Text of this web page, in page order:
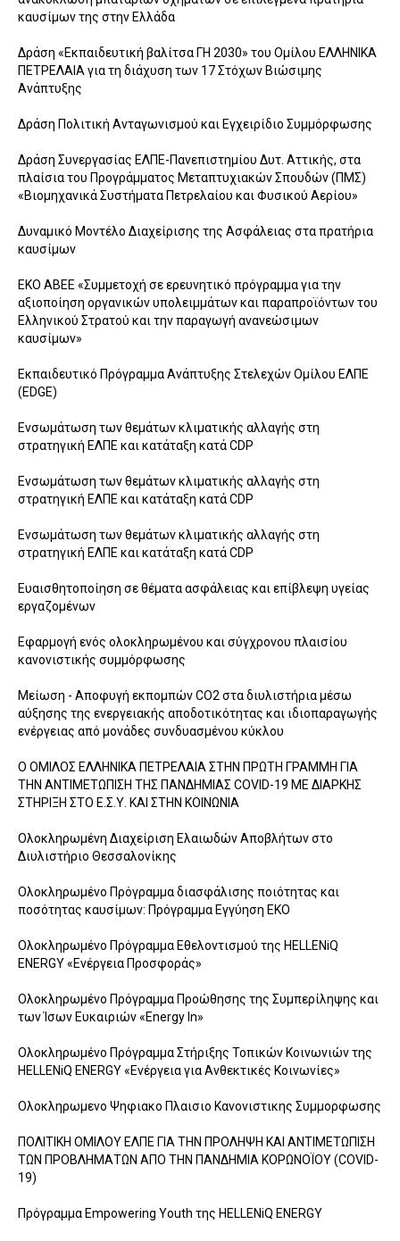
καυσίμων της στην Ελλάδα
Δράση «Εκπαιδευτική βαλίτσα ΓΗ 2030» του Ομίλου ΕΛΛΗΝΙΚΑ
ΠΕΤΡΕΛΑΙΑ για τη διάχυση των 17 Στόχων Βιώσιμης
Ανάπτυξης
Δράση Πολιτική Ανταγωνισμού και Εγχειρίδιο Συμμόρφωσης
Δράση Συνεργασίας ΕΛΠΕ-Πανεπιστημίου Δυτ. Αττικής, στα
πλαίσια του Προγράμματος Μεταπτυχιακών Σπουδών (ΠΜΣ)
«Βιομηχανικά Συστήματα Πετρελαίου και Φυσικού Αερίου»
Δυναμικό Μοντέλο Διαχείρισης της Ασφάλειας στα πρατήρια
καυσίμων
ΕΚΟ ΑΒΕΕ «Συμμετοχή σε ερευνητικό πρόγραμμα για την
αξιοποίηση οργανικών υπολειμμάτων και παραπροϊόντων του
Ελληνικού Στρατού και την παραγωγή ανανεώσιμων
καυσίμων»
Εκπαιδευτικό Πρόγραμμα Ανάπτυξης Στελεχών Ομίλου ΕΛΠΕ
(EDGE)
Ενσωμάτωση των θεμάτων κλιματικής αλλαγής στη
στρατηγική ΕΛΠΕ και κατάταξη κατά CDP
Ενσωμάτωση των θεμάτων κλιματικής αλλαγής στη
στρατηγική ΕΛΠΕ και κατάταξη κατά CDP
Ενσωμάτωση των θεμάτων κλιματικής αλλαγής στη
στρατηγική ΕΛΠΕ και κατάταξη κατά CDP
Ευαισθητοποίηση σε θέματα ασφάλειας και επίβλεψη υγείας
εργαζομένων
Εφαρμογή ενός ολοκληρωμένου και σύγχρονου πλαισίου
κανονιστικής συμμόρφωσης
Μείωση - Αποφυγή εκπομπών CO2 στα διυλιστήρια μέσω
αύξησης της ενεργειακής αποδοτικότητας και ιδιοπαραγωγής
ενέργειας από μονάδες συνδυασμένου κύκλου
Ο ΟΜΙΛΟΣ ΕΛΛΗΝΙΚΑ ΠΕΤΡΕΛΑΙΑ ΣΤΗΝ ΠΡΩΤΗ ΓΡΑΜΜΗ ΓΙΑ
ΤΗΝ ΑΝΤΙΜΕΤΩΠΙΣΗ ΤΗΣ ΠΑΝΔΗΜΙΑΣ COVID-19 ΜΕ ΔΙΑΡΚΗΣ
ΣΤΗΡΙΞΗ ΣΤΟ Ε.Σ.Υ. ΚΑΙ ΣΤΗΝ ΚΟΙΝΩΝΙΑ
Ολοκληρωμένη Διαχείριση Ελαιωδών Αποβλήτων στo
Διυλιστήριο Θεσσαλονίκης
Ολοκληρωμένο Πρόγραμμα διασφάλισης ποιότητας και
ποσότητας καυσίμων: Πρόγραμμα Εγγύηση ΕΚΟ
Ολοκληρωμένο Πρόγραμμα Εθελοντισμού της HELLENiQ
ENERGY «Ενέργεια Προσφοράς»
Ολοκληρωμένο Πρόγραμμα Προώθησης της Συμπερίληψης και
των Ίσων Ευκαιριών «Energy In»
Ολοκληρωμένο Πρόγραμμα Στήριξης Τοπικών Κοινωνιών της
HELLENiQ ENERGY «Ενέργεια για Ανθεκτικές Κοινωνίες»
Ολοκληρωμενο Ψηφιακο Πλαισιο Κανονιστικης Συμμορφωσης
ΠΟΛΙΤΙΚΗ ΟΜΙΛΟΥ ΕΛΠΕ ΓΙΑ ΤΗΝ ΠΡΟΛΗΨΗ ΚΑΙ ΑΝΤΙΜΕΤΩΠΙΣΗ
ΤΩΝ ΠΡΟΒΛΗΜΑΤΩΝ ΑΠΟ ΤΗΝ ΠΑNΔΗΜΙΑ ΚΟΡΩΝΟΪΟΥ (COVID-
19)
Πρόγραμμα Empowering Youth της HELLENiQ ENERGY